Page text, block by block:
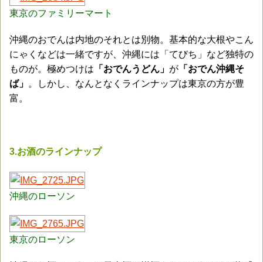
東京のファミリーマート
沖縄のおでんは内地のそれとは別物。基本的な大根やこん
にゃくなどは一緒ですが、沖縄には「てびち」など独特の
ものが。極めつけは 「おでんうどん」 が 「おでん沖縄そ
ば」 。しかし、なんとなくラインナップは東京の方が豊
富。
3.お酒のラインナップ
沖縄のローソン
東京のローソン